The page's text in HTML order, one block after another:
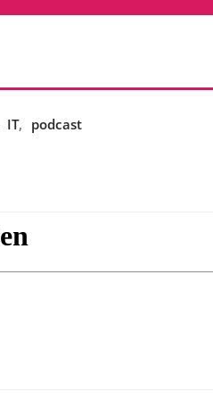
IT, podcast